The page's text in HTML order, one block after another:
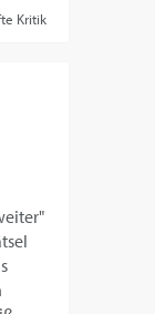
Kritik